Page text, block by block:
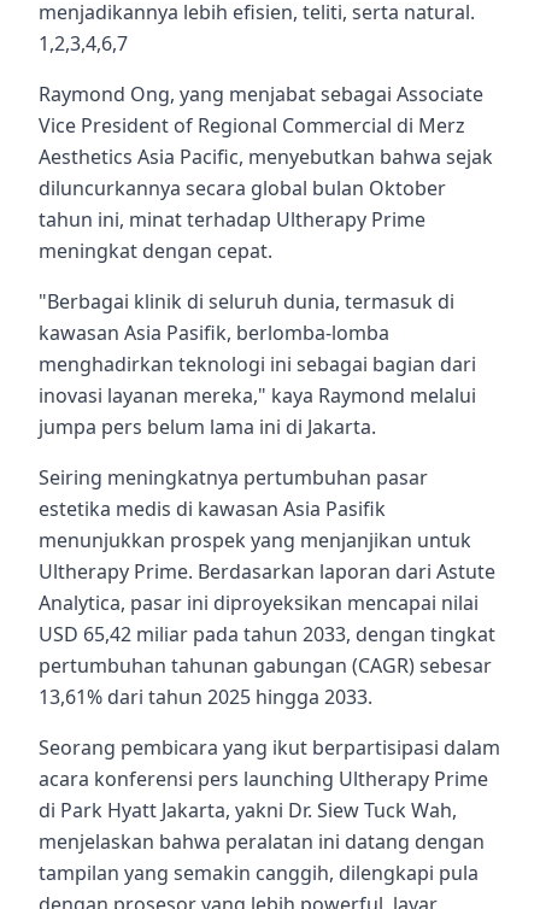
menjadikannya lebih efisien, teliti, serta natural.
1,2,3,4,6,7
Raymond Ong, yang menjabat sebagai Associate
Vice President of Regional Commercial di Merz
Aesthetics Asia Pacific, menyebutkan bahwa sejak
diluncurkannya secara global bulan Oktober
tahun ini, minat terhadap Ultherapy Prime
meningkat dengan cepat.
"Berbagai klinik di seluruh dunia, termasuk di
kawasan Asia Pasifik, berlomba-lomba
menghadirkan teknologi ini sebagai bagian dari
inovasi layanan mereka," kaya Raymond melalui
jumpa pers belum lama ini di Jakarta.
Seiring meningkatnya pertumbuhan pasar
estetika medis di kawasan Asia Pasifik
menunjukkan prospek yang menjanjikan untuk
Ultherapy Prime. Berdasarkan laporan dari Astute
Analytica, pasar ini diproyeksikan mencapai nilai
USD 65,42 miliar pada tahun 2033, dengan tingkat
pertumbuhan tahunan gabungan (CAGR) sebesar
13,61% dari tahun 2025 hingga 2033.
Seorang pembicara yang ikut berpartisipasi dalam
acara konferensi pers launching Ultherapy Prime
di Park Hyatt Jakarta, yakni Dr. Siew Tuck Wah,
menjelaskan bahwa peralatan ini datang dengan
tampilan yang semakin canggih, dilengkapi pula